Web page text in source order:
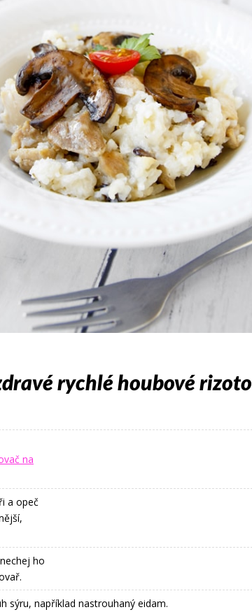
rychlé houbové rizoto
na
a opeč
ho
sýru, například nastrouhaný eidam.